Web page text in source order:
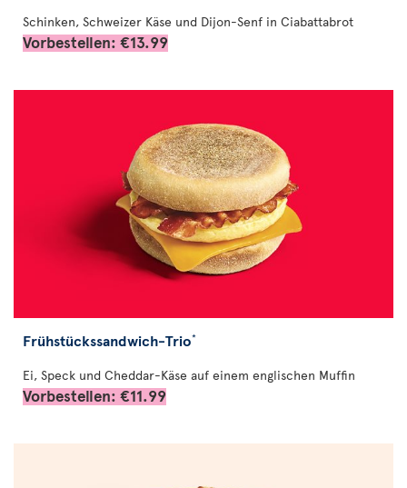
Schinken, Schweizer Käse und Dijon-Senf in Ciabattabrot
Vorbestellen: €13.99
Frühstückssandwich-Trio*
Ei, Speck und Cheddar-Käse auf einem englischen Muffin
Vorbestellen: €11.99